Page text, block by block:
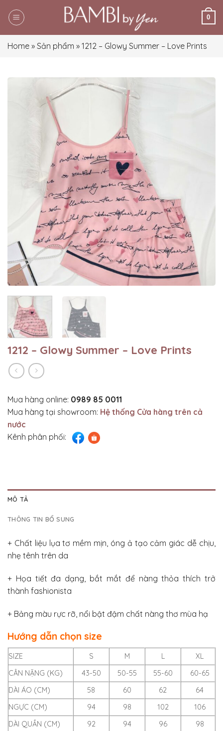
0
Home » Sản phẩm » 1212 – Glowy Summer – Love Prints
1212 – Glowy Summer – Love Prints
Mua hàng online: 0989 85 0011
Mua hàng tại showroom: Hệ thống Cửa hàng trên cả
nước
Kênh phân phối:
MÔ TẢ
THÔNG TIN BỔ SUNG
+ Chất liệu lụa tơ mềm mịn, óng ả tạo cảm giác dễ chịu,
nhẹ tênh trên da
+ Họa tiết đa dạng, bắt mắt để nàng thỏa thích trở
thành fashionista
+ Bảng màu rực rỡ, nổi bật đậm chất nàng thơ mùa hạ
Hướng dẫn chọn size
SIZE S M L
XL
CÂN NẶNG (KG)
43-50 50-55 55-60
60-65
DÀI ÁO (CM)
58 60 62
64
NGỰC (CM)
94 98 102
106
DÀI QUẦN (CM)
92 94 96
98